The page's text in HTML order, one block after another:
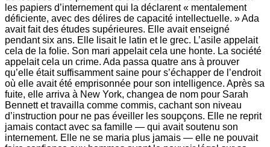
les papiers d’internement qui la déclarent « mentalement
déficiente, avec des délires de capacité intellectuelle. » Ada
avait fait des études supérieures. Elle avait enseigné
pendant six ans. Elle lisait le latin et le grec. L’asile appelait
cela de la folie. Son mari appelait cela une honte. La société
appelait cela un crime. Ada passa quatre ans à prouver
qu’elle était suffisamment saine pour s’échapper de l’endroit
où elle avait été emprisonnée pour son intelligence. Après sa
fuite, elle arriva à New York, changea de nom pour Sarah
Bennett et travailla comme commis, cachant son niveau
d’instruction pour ne pas éveiller les soupçons. Elle ne reprit
jamais contact avec sa famille — qui avait soutenu son
internement. Elle ne se maria plus jamais — elle ne pouvait